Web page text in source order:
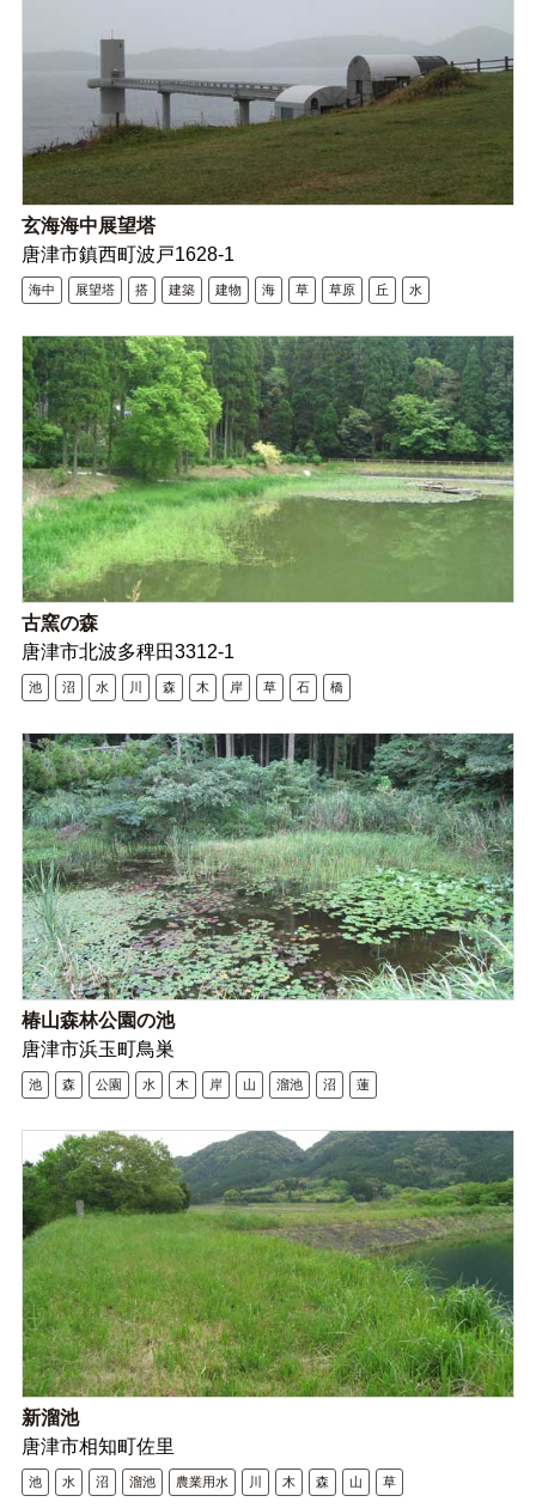
玄海海中展望塔
唐津市鎮西町波戸1628-1
海中 展望塔 搭 建築 建物 海 草 草原 丘 水
古窯の森
唐津市北波多稗田3312-1
池 沼 水 川 森 木 岸 草 石 橋
椿山森林公園の池
唐津市浜玉町鳥巣
池 森 公園 水 木 岸 山 溜池 沼 蓮
新溜池
唐津市相知町佐里
池 水 沼 溜池 農業用水 川 木 森 山 草